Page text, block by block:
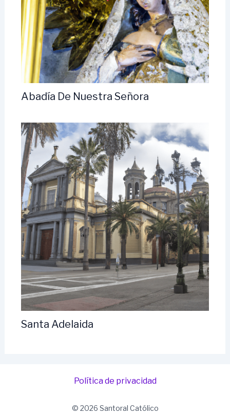
Abadía De Nuestra Señora
Santa Adelaida
Política de privacidad
© 2026 Santoral Católico